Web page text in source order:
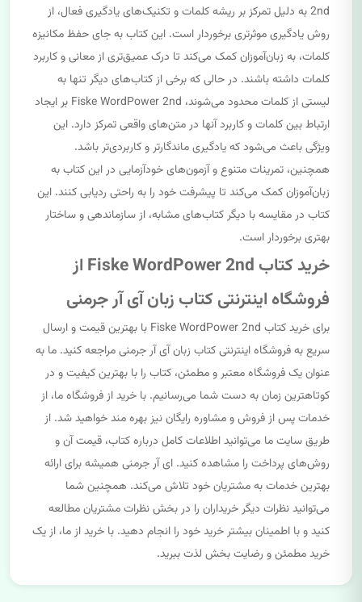
2nd به دلیل تمرکز بر ریشه کلمات و تکنیک‌های یادگیری فعال، از
روش یادگیری موثرتری برخوردار است. این کتاب به جای حفظ مکانیزه
کلمات، به زبان‌آموزان کمک می‌کند تا درک عمیق‌تری از معانی و کاربرد
کلمات داشته باشند. در حالی که برخی از کتاب‌های دیگر تنها به
لیستی از کلمات محدود می‌شوند، Fiske WordPower 2nd بر ایجاد
ارتباط بین کلمات و کاربرد آنها در متن‌های واقعی تمرکز دارد. این
ویژگی باعث می‌شود که یادگیری ماندگارتر و کاربردی‌تر باشد.
همچنین، تمرینات متنوع و آزمون‌های خودآزمایی در این کتاب به
زبان‌آموزان کمک می‌کند تا پیشرفت خود را به راحتی ردیابی کنند. این
کتاب در مقایسه با دیگر کتاب‌های مشابه، از سازماندهی و ساختار
بهتری برخوردار است.
خرید کتاب Fiske WordPower 2nd از
فروشگاه اینترنتی کتاب زبان آی آر جرمنی
برای خرید کتاب Fiske WordPower 2nd با بهترین قیمت و ارسال
سریع به فروشگاه اینترنتی کتاب زبان آی آر جرمنی مراجعه کنید. ما به
عنوان یک فروشگاه معتبر و مطمئن، کتاب را با بهترین کیفیت و در
کوتاهترین زمان به دست شما می‌رسانیم. با خرید از فروشگاه ما، از
خدمات پس از فروش و مشاوره رایگان نیز بهره مند خواهید شد. از
طریق سایت ما می‌توانید اطلاعات کامل درباره کتاب، قیمت آن و
روش‌های پرداخت را مشاهده کنید. ای آر جرمنی همیشه برای ارائه
بهترین خدمات به مشتریان خود تلاش می‌کند. همچنین شما
می‌توانید نظرات دیگر خریداران را در بخش نظرات مشتریان مطالعه
کنید و با اطمینان بیشتر خرید خود را انجام دهید. با خرید از ما، از یک
خرید مطمئن و رضایت بخش لذت ببرید.